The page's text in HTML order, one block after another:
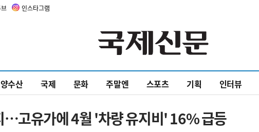
인스타그램
수산 국제 문화 주말엔 스포츠 기획 인터뷰
…고유가에 4월 '차량 유지비' 16% 급등